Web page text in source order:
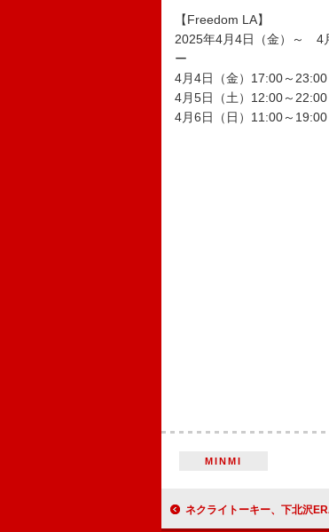
【Freedom LA】
2025年4月4日（金）～ 4
ー
4月4日（金）17:00～23:00
4月5日（土）12:00～22:00
4月6日（日）11:00～19:00
MINMI
ネクライトーキー、下北沢ERAでメジャー